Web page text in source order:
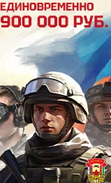
путь). Все права
размещенные на
(843) 222 09 84